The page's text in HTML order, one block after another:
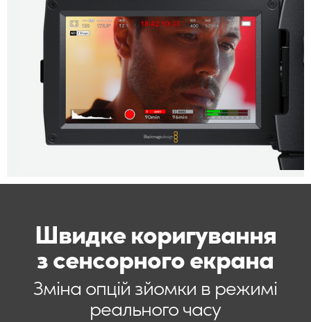
Швидке коригування
з сенсорного екрана
Зміна опцій зйомки в режимі
реального часу